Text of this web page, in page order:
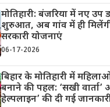
मोतिहारी: बंजरिया में नए उप
शुरुआत, अब गांव में ही
सरकारी योजनाएं
06-17-2026
बिहार के मोतिहारी में
बनाने की पहल: ‘सखी वार्ता’
हेल्पलाइन’ की दी गई